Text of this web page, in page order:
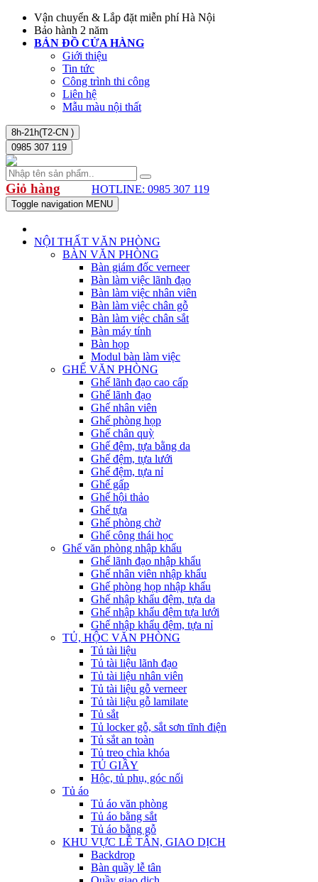
Vận chuyển & Lắp đặt miễn phí Hà Nội
Bảo hành 2 năm
BẢN ĐỒ CỬA HÀNG
Giới thiệu
Tin tức
Công trình thi công
Liên hệ
Mẫu màu nội thất
8h-21h(T2-CN )
0985 307 119
Giỏ hàng HOTLINE: 0985 307 119
Toggle navigation MENU
NỘI THẤT VĂN PHÒNG
BÀN VĂN PHÒNG
Bàn giám đốc verneer
Bàn làm việc lãnh đạo
Bàn làm việc nhân viên
Bàn làm việc chân gỗ
Bàn làm việc chân sắt
Bàn máy tính
Bàn họp
Modul bàn làm việc
GHẾ VĂN PHÒNG
Ghế lãnh đạo cao cấp
Ghế lãnh đạo
Ghế nhân viên
Ghế phòng họp
Ghế chân quỳ
Ghế đệm, tựa bằng da
Ghế đệm, tựa lưới
Ghế đệm, tựa nỉ
Ghế gấp
Ghế hội thảo
Ghế tựa
Ghế phòng chờ
Ghế công thái học
Ghế văn phòng nhập khẩu
Ghế lãnh đạo nhập khẩu
Ghế nhân viên nhập khẩu
Ghế phòng họp nhập khẩu
Ghế nhập khẩu đệm, tựa da
Ghế nhập khẩu đệm tựa lưới
Ghế nhập khẩu đệm, tựa nỉ
TỦ, HỘC VĂN PHÒNG
Tủ tài liệu
Tủ tài liệu lãnh đạo
Tủ tài liệu nhân viên
Tủ tài liệu gỗ verneer
Tủ tài liệu gỗ lamilate
Tủ sắt
Tủ locker gỗ, sắt sơn tĩnh điện
Tủ sắt an toàn
Tủ treo chìa khóa
TỦ GIẦY
Hộc, tủ phụ, góc nối
Tủ áo
Tủ áo văn phòng
Tủ áo bằng sắt
Tủ áo bằng gỗ
KHU VỰC LỄ TÂN, GIAO DỊCH
Backdrop
Bàn quầy lễ tân